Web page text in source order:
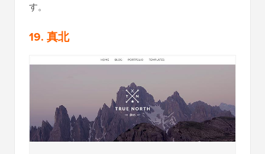
す。
19. 真北